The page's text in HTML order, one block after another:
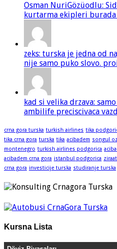
Osman NuriGözüodlu:
kurtarma ekipleri burada
zeks: turska je jedna od
nije samo puko slovo.
kad si velika drzava:
ambilife preciscivaca
crna gora turska turkish airlines tika
tika crna gora turska tika acibadem songul
montenegro turkish airlines podgorica
acibadem crna gora istanbul podgorica
crna gora investicije turska studiranje turska
Kursna Lista